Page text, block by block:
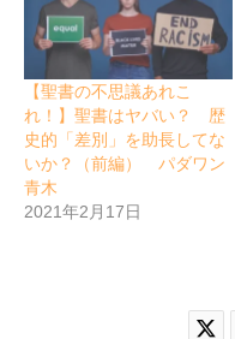
【聖書の不思議あれこ
れ！】聖書はヤバい？ 歴
史的「差別」を助長してな
いか？（前編） パダワン
青木
2021年2月17日
